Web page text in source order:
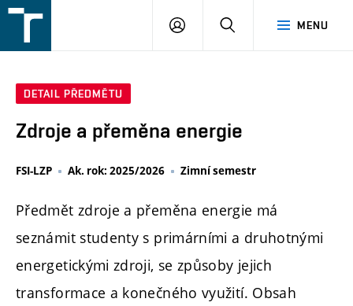
v
MENU
PŘIHLÁŠENÍ
DETAIL PŘEDMĚTU
Zdroje a přeměna energie
FSI-LZP Ak. rok: 2025/2026 Zimní semestr
Předmět zdroje a přeměna energie má
seznámit studenty s primárními a druhotnými
energetickými zdroji, se způsoby jejich
transformace a konečného využití. Obsah